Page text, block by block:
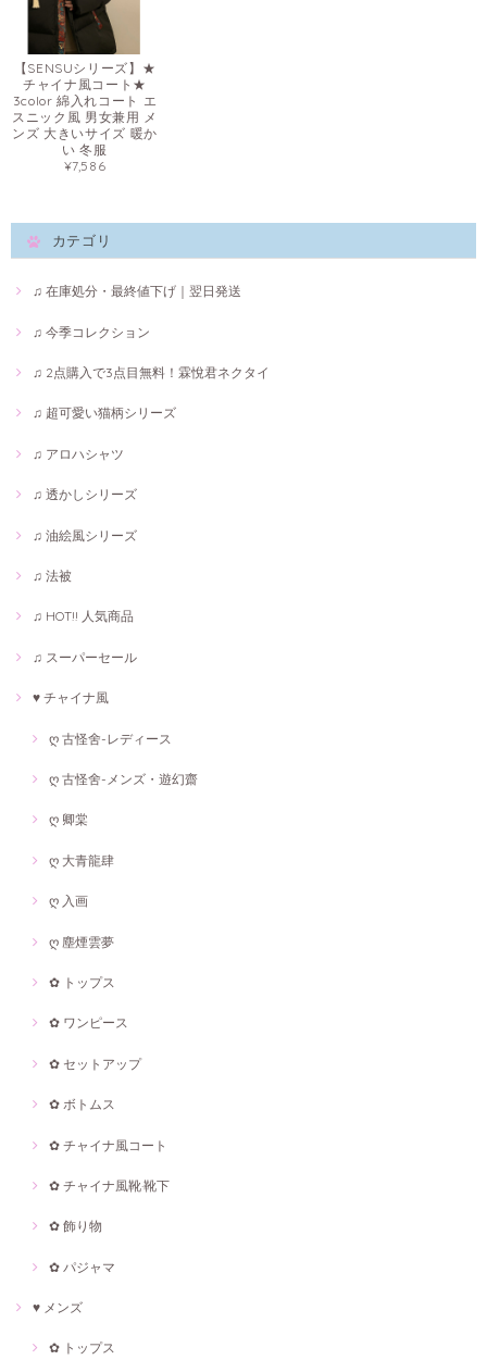
【SENSUシリーズ】★
チャイナ風コート★
3color 綿入れコート エ
スニック風 男女兼用 メ
ンズ 大きいサイズ 暖か
い 冬服
¥7,586
カテゴリ
♫ 在庫処分・最終値下げ｜翌日発送
♫ 今季コレクション
♫ 2点購入で3点目無料！霖悅君ネクタイ
♫ 超可愛い猫柄シリーズ
♫ アロハシャツ
♫ 透かしシリーズ
♫ 油絵風シリーズ
♫ 法被
♫ HOT!! 人気商品
♫ スーパーセール
♥ チャイナ風
ღ 古怪舍-レディース
ღ 古怪舍-メンズ・遊幻齋
ღ 卿棠
ღ 大青龍肆
ღ 入画
ღ 塵煙雲夢
✿ トップス
✿ ワンピース
✿ セットアップ
✿ ボトムス
✿ チャイナ風コート
✿ チャイナ風靴·靴下
✿ 飾り物
✿ パジャマ
♥ メンズ
✿ トップス